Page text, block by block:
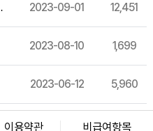
별시 개원! 2023-09-01 12,451
2023-08-10 1,699
2023-06-12 5,960
이용약관 비급여항목
화인마취통증의학과의원 창원점
윤경섭